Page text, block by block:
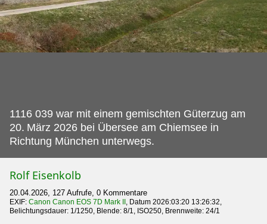
1116 039 war mit einem gemischten Güterzug am
20. März 2026 bei Übersee am Chiemsee in
Richtung München unterwegs.
Rolf Eisenkolb
20.04.2026, 127 Aufrufe, 0 Kommentare
EXIF: Canon Canon EOS 7D Mark II, Datum 2026:03:20 13:26:32,
Belichtungsdauer: 1/1250, Blende: 8/1, ISO250, Brennweite: 24/1